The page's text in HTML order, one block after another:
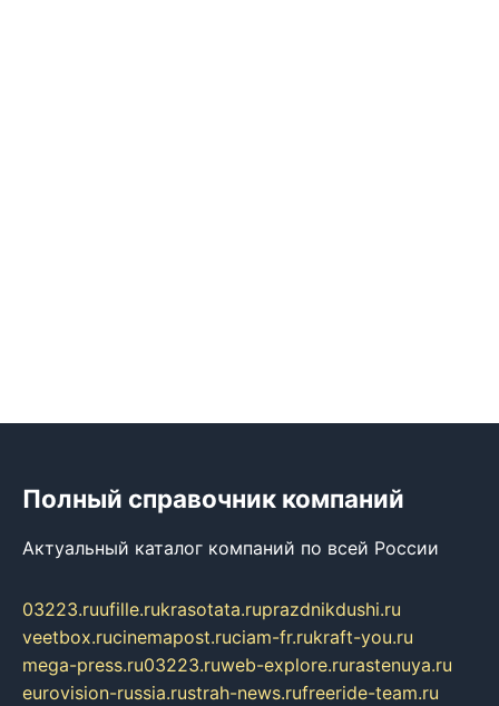
Полный справочник компаний
Актуальный каталог компаний по всей России
03223.ruufille.rukrasotata.ruprazdnikdushi.ru
veetbox.rucinemapost.ruciam-fr.rukraft-you.ru
mega-press.ru03223.ruweb-explore.rurastenuya.ru
eurovision-russia.rustrah-news.rufreeride-team.ru